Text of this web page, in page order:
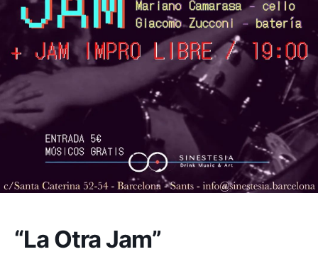
“La Otra Jam”